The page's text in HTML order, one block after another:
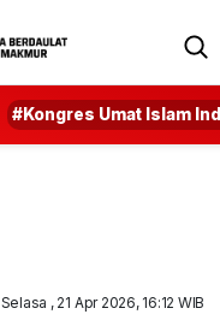
#Kongres Umat Islam
Selasa , 21 Apr 2026, 16:12 WIB